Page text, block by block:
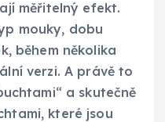
měřitelný efekt.
mouky, dobu
během několika
verzi. A právě to
a skutečně
které jsou